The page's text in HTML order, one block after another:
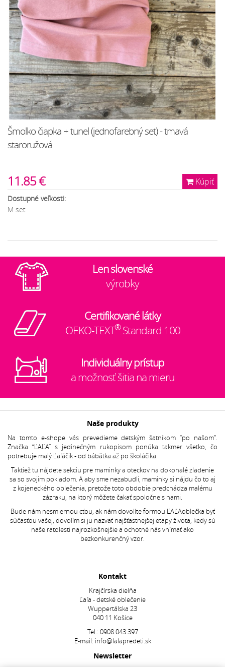
Šmolko čiapka + tunel (jednofarebný set) - tmavá
staroružová
Kúpiť
11.85 €
Dostupné veľkosti:
M set
Len slovenské
výrobky
Certifikované látky
OEKO-TEXT®Standard 100
Individuálny prístup
a možnosť šitia na mieru
Naše produkty
Na tomto e-shope vás prevedieme detským šatníkom “po našom”.
Značka “ĽAĽA” s jedinečným rukopisom ponúka takmer všetko, čo
potrebuje malý Ľaľáčik - od bábätka až po školáčika.
Taktiež tu nájdete sekciu pre maminky a oteckov na dokonalé zladenie
sa so svojim pokladom. A aby sme nezabudli, maminky si nájdu čo to aj
z kojeneckého oblečenia, pretože toto obdobie predchádza malému
zázraku, na ktorý môžete čakať spoločne s nami.
Bude nám nesmiernou cťou, ak nám dovolíte formou ĽAĽAoblečka byť
súčasťou vašej, dovolím si ju nazvať najšťastnejšej etapy života, kedy sú
naše ratolesti najrozkošnejšie a ochotné nás vnímať ako
bezkonkurenčný vzor.
Kontakt
Krajčírska dielňa
Ľaľa - detské oblečenie
Wuppertálska 23
040 11 Košice
Tel.: 0908 043 397
E-mail: info@lalapredeti.sk
Newsletter